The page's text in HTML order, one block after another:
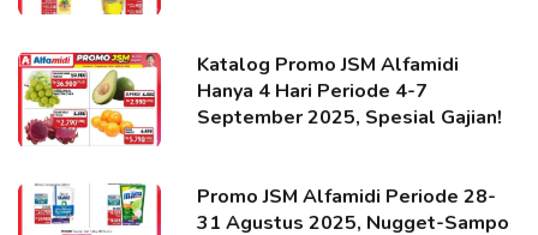
Katalog Promo JSM Alfamidi
Hanya 4 Hari Periode 4-7
September 2025, Spesial Gajian!
Promo JSM Alfamidi Periode 28-
31 Agustus 2025, Nugget-Sampo